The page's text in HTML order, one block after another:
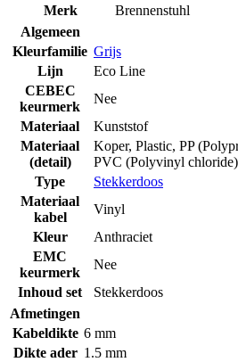
Merk
Brennenstuhl
Algemeen
Kleurfamilie Grijs
Lijn
Eco Line
CEBEC
keurmerk
Nee
Materiaal
Kunststof
Materiaal
(detail)
Koper, Plastic, PP
PVC (Polyvinyl chloride)
Type
Stekkerdoos
Materiaal
kabel
Vinyl
Kleur
Anthraciet
EMC
keurmerk
Nee
Inhoud set
Stekkerdoos
Afmetingen
Kabeldikte 6 mm
Dikte ader 1.5 mm